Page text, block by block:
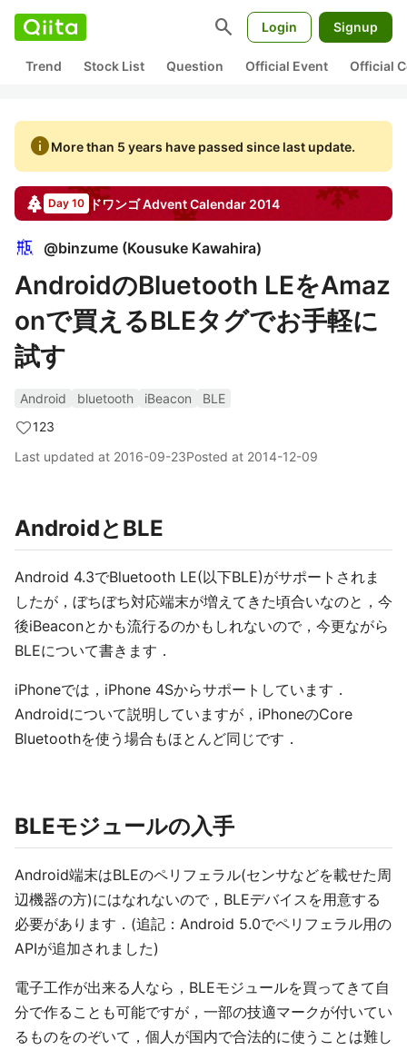
search Login Signup
Trend Stock List Question Official Event Official
infoMore than 5 years have passed since last update.
Day 10 ドワンゴAdvent Calendar 2014
@binzume (Kousuke Kawahira)
AndroidのBluetooth LEをAmaz
onで買えるBLEタグでお手軽に
試す
Android bluetooth iBeacon
BLE
123
Last updated at 2016-09-23Posted at 2014-12-09
AndroidとBLE
Android 4.3でBluetooth LE(以下BLE)がサポートされま
したが，ぼちぼち対応端末が増えてきた頃合いなのと，今
後iBeaconとかも流行るのかもしれないので，今更ながら
BLEについて書きます．
iPhoneでは，iPhone 4Sからサポートしています．
Androidについて説明していますが，iPhoneのCore
Bluetoothを使う場合もほとんど同じです．
BLEモジュールの入手
Android端末はBLEのペリフェラル(センサなどを載せた周
辺機器の方)にはなれないので，BLEデバイスを用意する
必要があります．(追記：Android 5.0でペリフェラル用の
APIが追加されました)
電子工作が出来る人なら，BLEモジュールを買ってきて自
分で作ることも可能ですが，一部の技適マークが付いてい
るものをのぞいて，個人が国内で合法的に使うことは難し